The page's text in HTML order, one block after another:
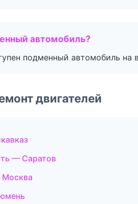
автомобиль?
подменный автомобиль на
двигателей
— Саратов